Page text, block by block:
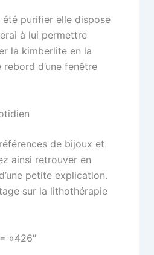
été purifier elle dispose
à lui permettre
la kimberlite en la
d’une fenêtre
de bijoux et
ainsi retrouver en
petite explication.
sur la lithothérapie
»426″